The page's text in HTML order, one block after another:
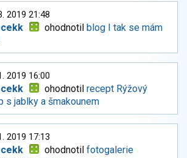
2019 21:48
ohodnotil blog I tak se mám
2019 16:00
ohodnotilrecept Rýžový
s jablky a šmakounem
2019 17:13
ohodnotilfotogalerie